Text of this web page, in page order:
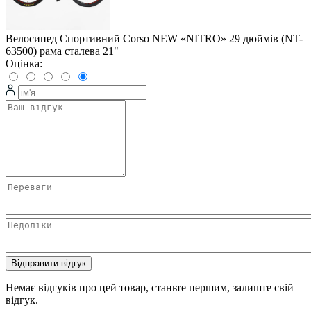
Велоcипед Спортивний Corso NEW «NITRO» 29 дюймів (NT-
63500) рама сталева 21"
Оцінка:
Відправити відгук
Немає відгуків про цей товар, станьте першим, залиште свій
відгук.